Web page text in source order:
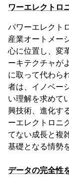
ワーエレクトロ
パワーエレクト
産業オートメー
心に位置し、変
ーキテクチャが
に取って代わら
者は、イノベー
い理解を求めて
興技術、進化す
ーエレクトロニ
てない成長と複
基礎となる情勢
データの完全性